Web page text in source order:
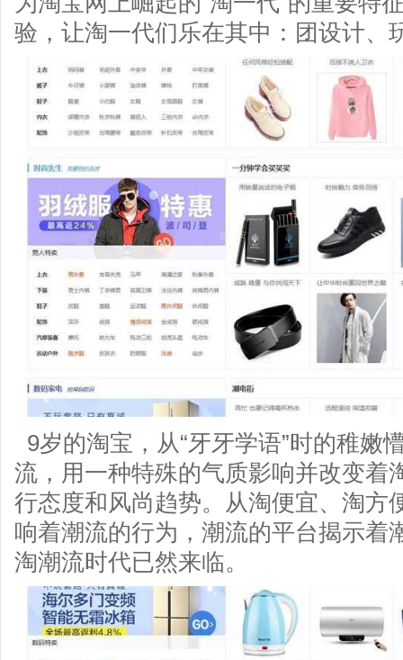
验，让淘一代们乐在其中：团设计、
9岁的淘宝，从“牙牙学语”时的稚嫩
流，用一种特殊的气质影响并改变着
行态度和风尚趋势。从淘便宜、淘方
响着潮流的行为，潮流的平台揭示着
淘潮流时代已然来临。